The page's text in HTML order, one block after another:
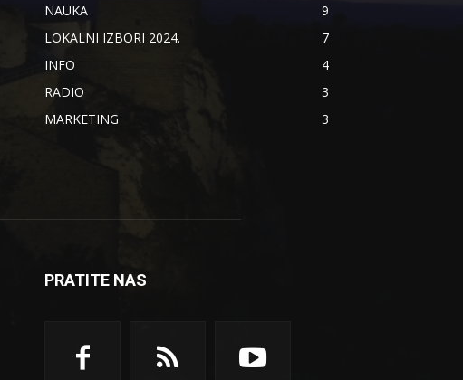
NAUKA
9
LOKALNI IZBORI 2024.
7
INFO
4
RADIO
3
MARKETING
3
PRATITE NAS